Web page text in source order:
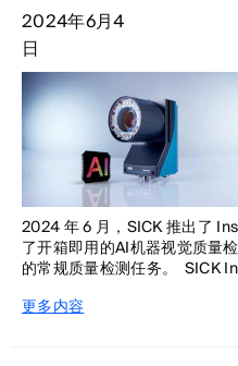
2024年6月4
日
2024 年 6 月，SICK 推出了
了开箱即用的AI机器视觉质量
的常规质量检测任务。 SICK
更多内容